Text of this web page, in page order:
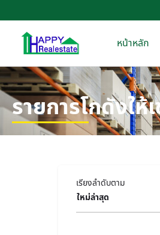
หน้าหลัก
รายการโกดังให้
ใหม่ล่าสุด
เรียงลำดับตาม